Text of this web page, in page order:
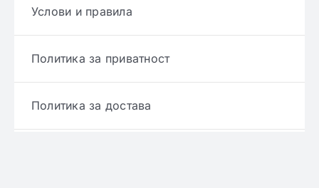
Услови и правила
Политика за приватност
Политика за достава